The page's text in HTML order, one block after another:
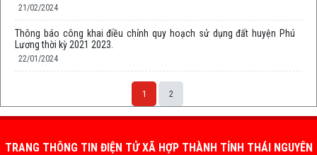
21/02/2024
Thông báo công khai điều chỉnh quy hoạch sử dụng đất huyện Phú
Lương thời kỳ 2021 2023.
22/01/2024
1 2
TRANG THÔNG TIN ĐIỆN TỬ XÃ HỢP THÀNH TỈNH THÁI NGUYÊN